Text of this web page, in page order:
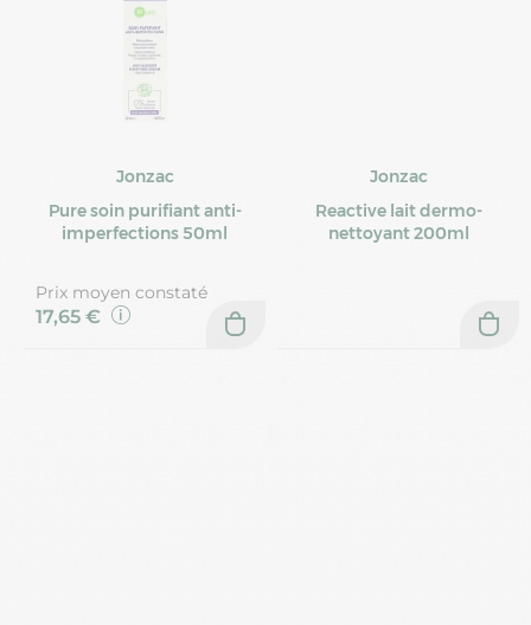
Jonzac
Pure soin purifiant anti-
imperfections 50ml
Prix moyen constaté
17,65 €
Jonzac
Reactive lait dermo-
nettoyant 200ml